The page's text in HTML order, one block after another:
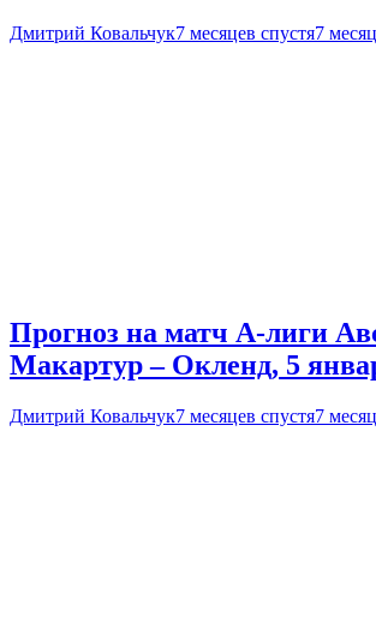
Дмитрий Ковальчук7 месяцев спустя7
Прогноз на матч А-лиги
Макартур – Окленд, 5
Дмитрий Ковальчук7 месяцев спустя7